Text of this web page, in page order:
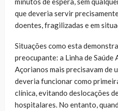
que deveria servir
doentes, fragilizadas e em
Situações como esta
preocupante: a Linha de Saúde
Açorianos mais precisavam de
deveria funcionar como
clínica, evitando deslocações
hospitalares. No entanto,